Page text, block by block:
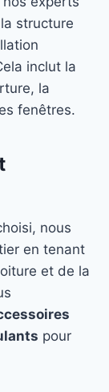
structure
inclut la
la
fenêtres.
nous
en tenant
et de la
pour